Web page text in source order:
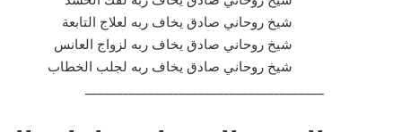
شيخ روحاني صادق يخاف ربه لعلاج التابعة
شيخ روحاني صادق يخاف ربه لزواج العانس
شيخ روحاني صادق يخاف ربه لجلب الخطاب